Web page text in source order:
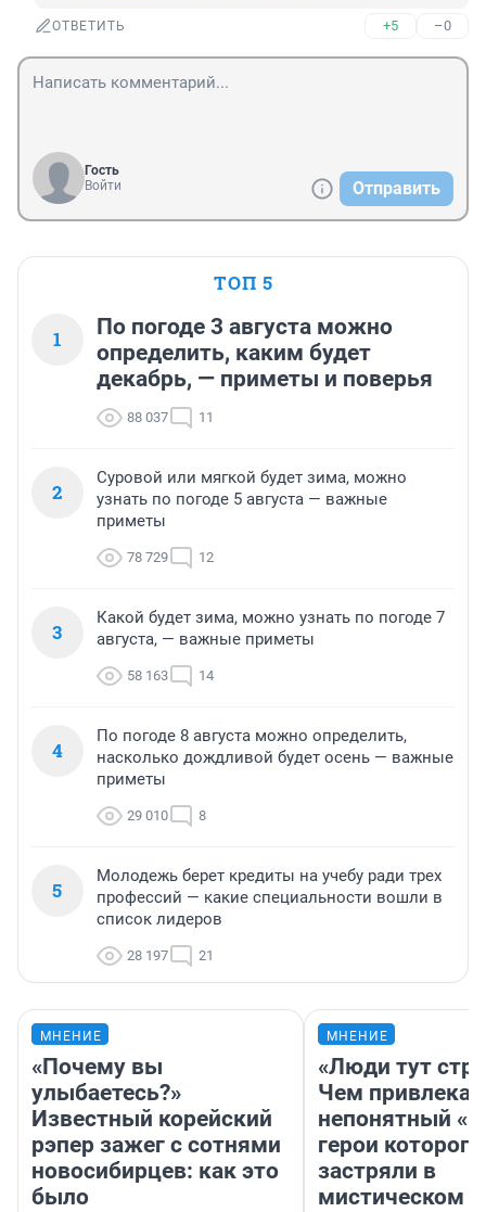
ОТВЕТИТЬ +5 –0
Гость
Войти
Отправить
ТОП 5
1
По погоде 3 августа можно
определить, каким будет
декабрь, — приметы и поверья
88 037 11
2
Суровой или мягкой будет зима, можно
узнать по погоде 5 августа — важные
приметы
78 729 12
3
Какой будет зима, можно узнать по погоде 7
августа, — важные приметы
58 163 14
4
По погоде 8 августа можно определить,
насколько дождливой будет осень — важные
приметы
29 010 8
5
Молодежь берет кредиты на учебу ради трех
профессий — какие специальности вошли в
список лидеров
28 197 21
МНЕНИЕ
«Почему вы
улыбаетесь?»
Известный корейский
рэпер зажег с сотнями
новосибирцев: как это
было
МНЕНИЕ
«Люди тут
Чем
непонятный
герои которого
застряли в
мистическом